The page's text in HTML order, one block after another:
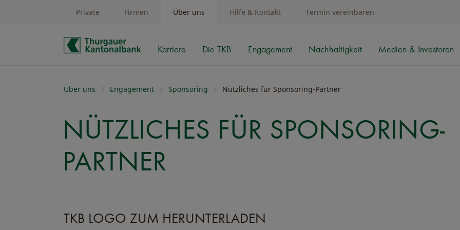
Schnelle Navigation
Private Firmen Über uns
Karriere Die TKB Engagement Nachhaltigkeit Medien & Investoren
Hilfe & Kontakt Termin vereinbaren
Über uns Engagement Sponsoring Nützliches für Sponsoring-Partner
NÜTZLICHES FÜR SPONSORING-
PARTNER
TKB LOGO ZUM HERUNTERLADEN